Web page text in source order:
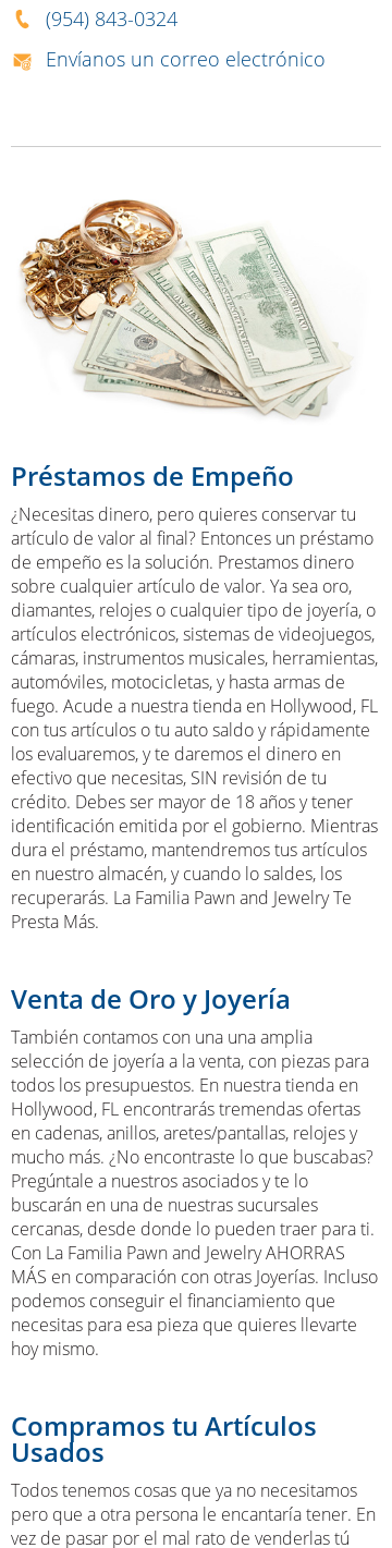
(954) 843-0324
Envíanos un correo electrónico
Préstamos de Empeño
¿Necesitas dinero, pero quieres conservar tu
artículo de valor al final? Entonces un préstamo
de empeño es la solución. Prestamos dinero
sobre cualquier artículo de valor. Ya sea oro,
diamantes, relojes o cualquier tipo de joyería, o
artículos electrónicos, sistemas de videojuegos,
cámaras, instrumentos musicales, herramientas,
automóviles, motocicletas, y hasta armas de
fuego. Acude a nuestra tienda en Hollywood, FL
con tus artículos o tu auto saldo y rápidamente
los evaluaremos, y te daremos el dinero en
efectivo que necesitas, SIN revisión de tu
crédito. Debes ser mayor de 18 años y tener
identificación emitida por el gobierno. Mientras
dura el préstamo, mantendremos tus artículos
en nuestro almacén, y cuando lo saldes, los
recuperarás. La Familia Pawn and Jewelry Te
Presta Más.
Venta de Oro y Joyería
También contamos con una una amplia
selección de joyería a la venta, con piezas para
todos los presupuestos. En nuestra tienda en
Hollywood, FL encontrarás tremendas ofertas
en cadenas, anillos, aretes/pantallas, relojes y
mucho más. ¿No encontraste lo que buscabas?
Pregúntale a nuestros asociados y te lo
buscarán en una de nuestras sucursales
cercanas, desde donde lo pueden traer para ti.
Con La Familia Pawn and Jewelry AHORRAS
MÁS en comparación con otras Joyerías. Incluso
podemos conseguir el financiamiento que
necesitas para esa pieza que quieres llevarte
hoy mismo.
Compramos tu Artículos
Usados
Todos tenemos cosas que ya no necesitamos
pero que a otra persona le encantaría tener. En
vez de pasar por el mal rato de venderlas tú